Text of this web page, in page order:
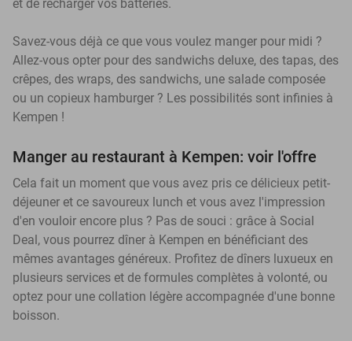
et de recharger vos batteries.
Savez-vous déjà ce que vous voulez manger pour midi ?
Allez-vous opter pour des sandwichs deluxe, des tapas, des
crêpes, des wraps, des sandwichs, une salade composée
ou un copieux hamburger ? Les possibilités sont infinies à
Kempen !
Manger au restaurant à Kempen: voir l'offre
Cela fait un moment que vous avez pris ce délicieux petit-
déjeuner et ce savoureux lunch et vous avez l'impression
d'en vouloir encore plus ? Pas de souci : grâce à Social
Deal, vous pourrez dîner à Kempen en bénéficiant des
mêmes avantages généreux. Profitez de dîners luxueux en
plusieurs services et de formules complètes à volonté, ou
optez pour une collation légère accompagnée d'une bonne
boisson.